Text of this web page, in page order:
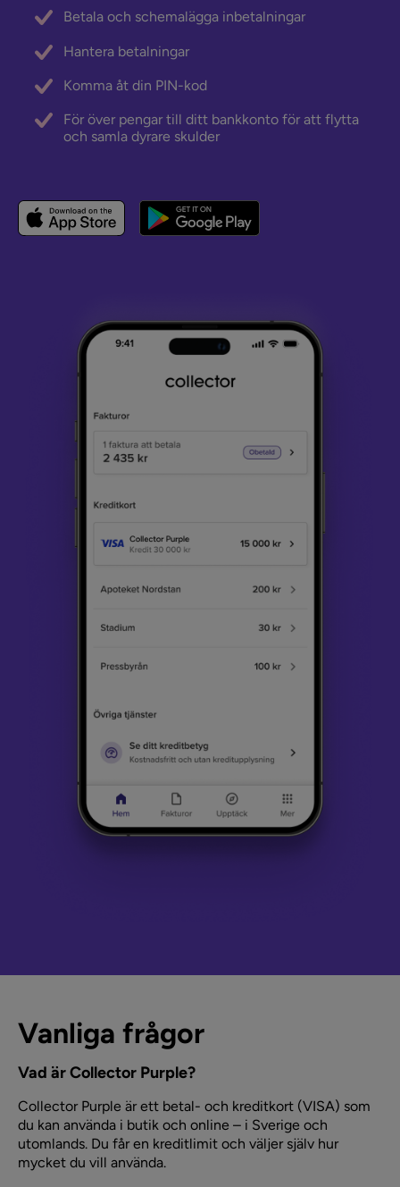
Betala och schemalägga inbetalningar
Hantera betalningar
Komma åt din PIN-kod
För över pengar till ditt bankkonto för att flytta
och samla dyrare skulder
Vanliga frågor
Vad är Collector Purple?
Collector Purple är ett betal- och kreditkort (VISA) som
du kan använda i butik och online – i Sverige och
utomlands. Du får en kreditlimit och väljer själv hur
mycket du vill använda.